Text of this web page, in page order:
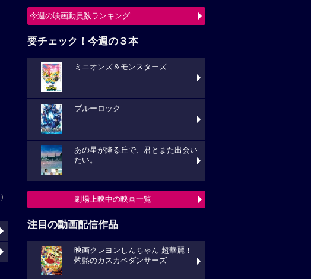
）
今週の映画動員数ランキング
要チェック！今週の３本
ミニオンズ＆モンスターズ
ブルーロック
あの星が降る丘で、君とまた出会い
たい。
劇場上映中の映画一覧
注目の動画配信作品
映画クレヨンしんちゃん 超華麗！
灼熱のカスカベダンサーズ